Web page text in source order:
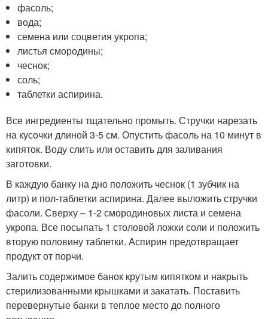
фасоль;
вода;
семена или соцветия укропа;
листья смородины;
чеснок;
соль;
таблетки аспирина.
Все ингредиенты тщательно промыть. Стручки нарезать
на кусочки длиной 3-5 см. Опустить фасоль на 10 минут в
кипяток. Воду слить или оставить для заливания
заготовки.
В каждую банку на дно положить чеснок (1 зубчик на
литр) и пол-таблетки аспирина. Далее выложить стручки
фасоли. Сверху – 1-2 смородиновых листа и семена
укропа. Все посыпать 1 столовой ложки соли и положить
вторую половину таблетки. Аспирин предотвращает
продукт от порчи.
Залить содержимое банок крутым кипятком и накрыть
стерилизованными крышками и закатать. Поставить
перевернутые банки в теплое место до полного